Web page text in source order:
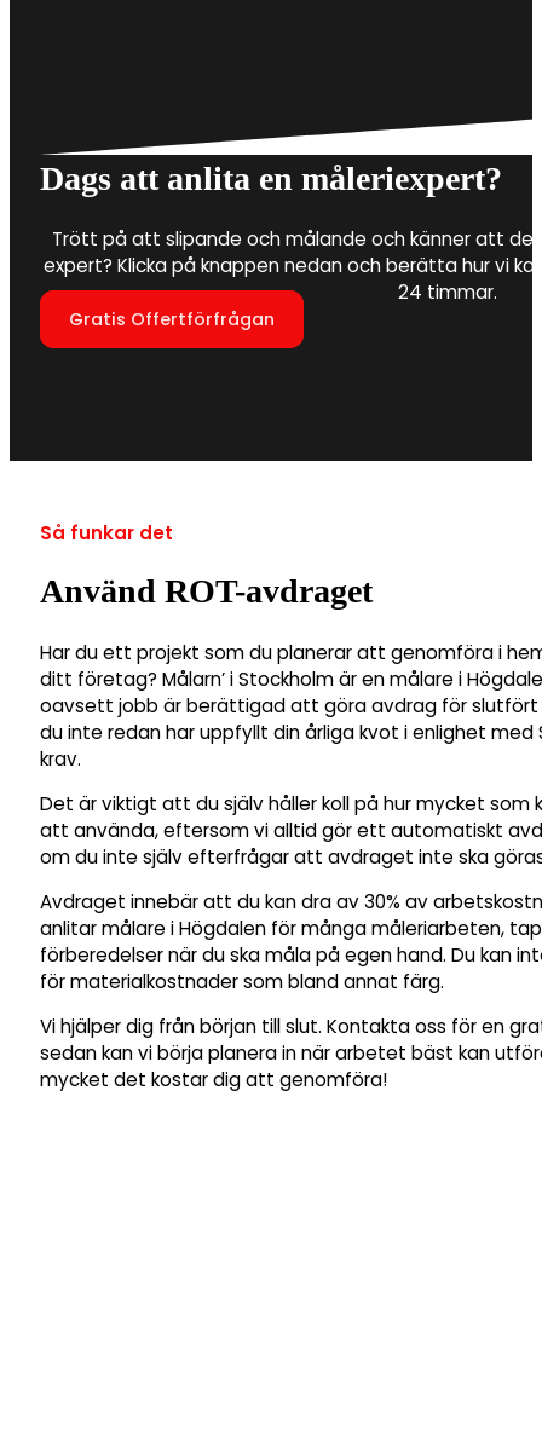
Dags att anlita en måleriexpert?
Trött på att slipande och målande och känner att
expert? Klicka på knappen nedan och berätta hur vi
24 timmar.
Gratis Offertförfrågan
Så funkar det
Använd ROT-avdraget
Har du ett projekt som du planerar att genomföra i
ditt företag? Målarn’ i Stockholm är en målare i
oavsett jobb är berättigad att göra avdrag för slutfört
du inte redan har uppfyllt din årliga kvot i enlighet
krav.
Det är viktigt att du själv håller koll på hur mycket som
att använda, eftersom vi alltid gör ett automatiskt
om du inte själv efterfrågar att avdraget inte ska
Avdraget innebär att du kan dra av 30% av
anlitar målare i Högdalen för många måleriarbeten,
förberedelser när du ska måla på egen hand. Du kan
för materialkostnader som bland annat färg.
Vi hjälper dig från början till slut. Kontakta oss för en
sedan kan vi börja planera in när arbetet bäst kan
mycket det kostar dig att genomföra!